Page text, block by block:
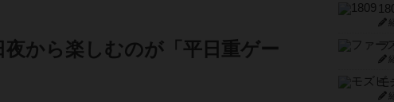
夜から楽しむのが「平日重ゲー
モ